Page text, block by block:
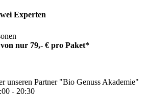
Experten
nur 79,- € pro Paket*
unseren Partner "Bio Genuss Akademie"
- 20:30